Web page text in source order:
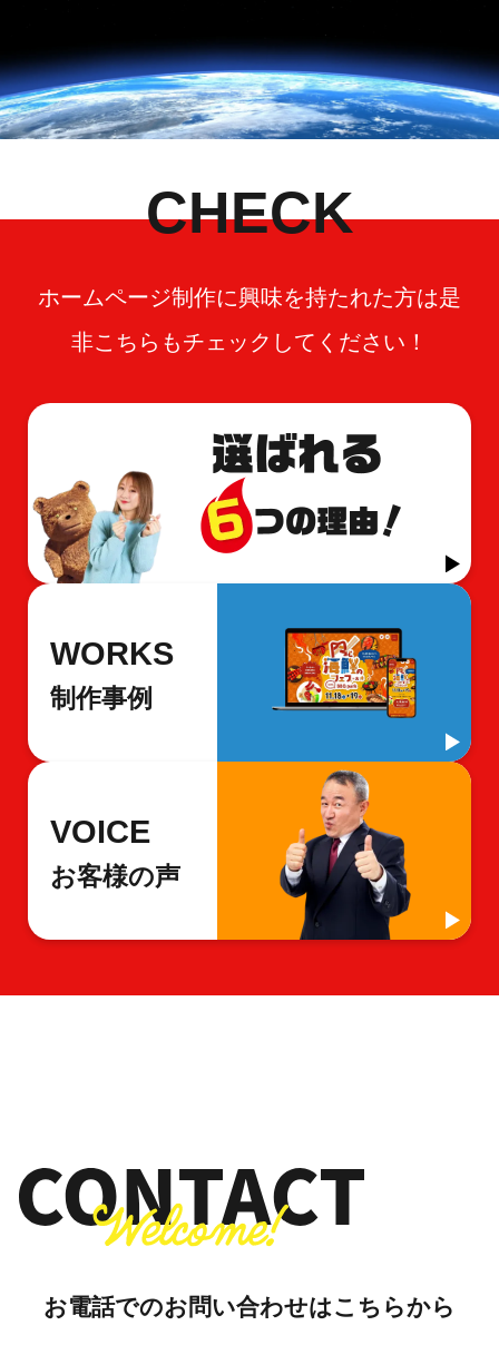
CHECK
ホームページ制作に興味を持たれた方は是
非こちらもチェックしてください！
WORKS
制作事例
VOICE
お客様の声
お電話でのお問い合わせはこちらから